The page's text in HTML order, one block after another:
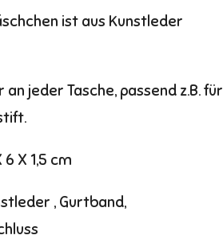
ist aus Kunstleder
an jeder Tasche, passend z.B. für
X 1,5 cm
, Gurtband,